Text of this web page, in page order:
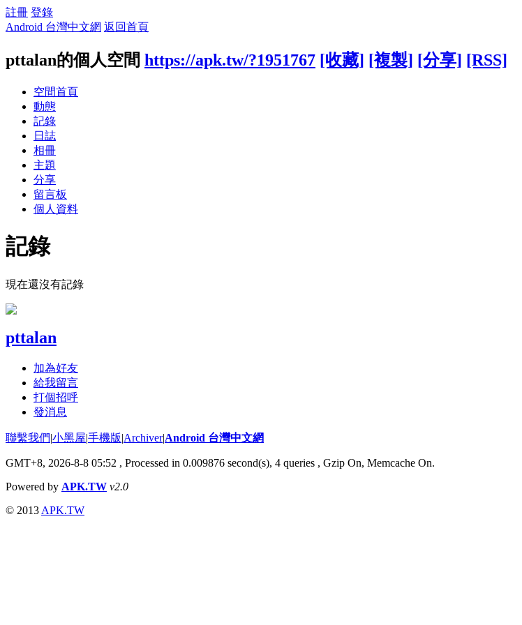
註冊 登錄
Android 台灣中文網 返回首頁
pttalan的個人空間 https://apk.tw/?1951767 [收藏] [複製] [分享] [RSS]
空間首頁
動態
記錄
日誌
相冊
主題
分享
留言板
個人資料
記錄
現在還沒有記錄
pttalan
加為好友
給我留言
打個招呼
發消息
聯繫我們|小黑屋|手機版|Archiver|Android 台灣中文網
GMT+8, 2026-8-8 05:52 , Processed in 0.009876 second(s), 4 queries , Gzip On, Memcache On.
Powered by APK.TW v2.0
© 2013 APK.TW